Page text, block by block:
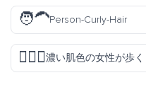
🧑‍🦱Person-Curly-Hair
🚶🏿‍♀️濃い肌色の女性が歩く